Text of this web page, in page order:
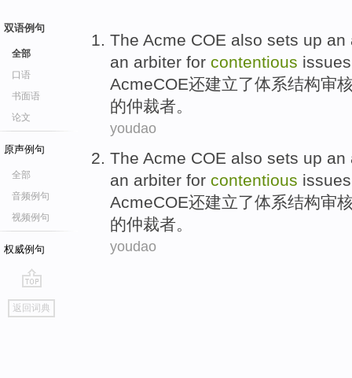
双语例句
全部
口语
书面语
论文
原声例句
全部
音频例句
视频例句
权威例句
go
top
返回词典
The Acme COE also sets up an
an arbiter for contentious issues
AcmeCOE还建立了体系结构审
的仲裁者。
youdao
The Acme COE also sets up an
an arbiter for contentious issues
AcmeCOE还建立了体系结构审
的仲裁者。
youdao